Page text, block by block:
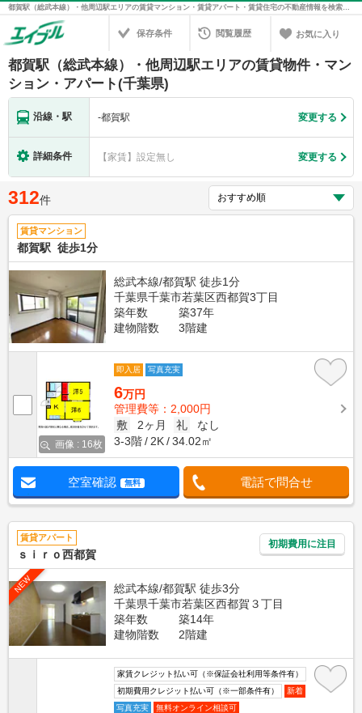
都賀駅（総武本線）・他周辺駅エリアの賃貸マンション・賃貸アパート・賃貸住宅の不動産情報を検索！不動産賃貸の物件探しは、お部屋探しのエイブル
保存条件 閲覧履歴 お気に入り
都賀駅（総武本線）・他周辺駅エリアの賃貸物件・マン
ション・アパート(千葉県)
沿線・駅 -都賀駅 変更する
詳細条件 【家賃】設定無し 変更する
312件
賃貸マンション
都賀駅 徒歩1分
総武本線/都賀駅 徒歩1分
千葉県千葉市若葉区西都賀3丁目
築年数
築37年
建物階数
3階建
画像 : 16枚
即入居 写真充実
6万円
管理費等：2,000円
敷
2ヶ月 礼
なし
3-3階
2K 34.02㎡
空室確認 無料 電話で問合せ
賃貸アパート
ｓｉｒｏ西都賀
初期費用に注目
NEW
総武本線/都賀駅 徒歩3分
千葉県千葉市若葉区西都賀３丁目
築年数
築14年
建物階数
2階建
家賃クレジット払い可（※保証会社利用等条件有）
初期費用クレジット払い可（※一部条件有）
新着
写真充実
無料オンライン相談可